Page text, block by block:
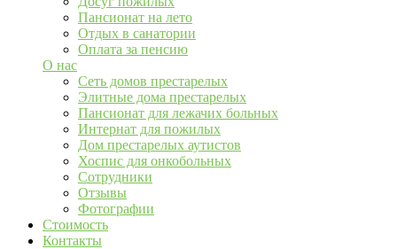
Пансионат на лето
Отдых в санатории
Оплата за пенсию
О нас
Сеть домов престарелых
Элитные дома престарелых
Пансионат для лежачих больных
Интернат для пожилых
Дом престарелых аутистов
Хоспис для онкобольных
Сотрудники
Отзывы
Фотографии
Стоимость
Контакты